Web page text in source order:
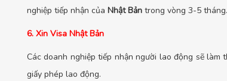
nghiệp tiếp nhận của Nhật Bản trong vòng 3-5 tháng.
6. Xin Visa Nhật Bản
Các doanh nghiệp tiếp nhận người lao động sẽ
giấy phép lao động.